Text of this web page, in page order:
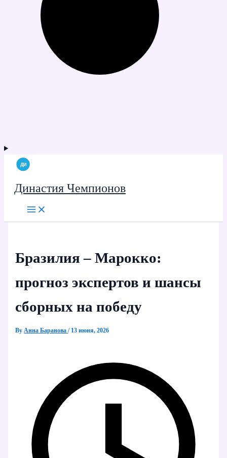
Династия Чемпионов
Бразилия – Марокко:
прогноз экспертов и шансы
сборных на победу
ByАнна Баранова/ 13 июня, 2026